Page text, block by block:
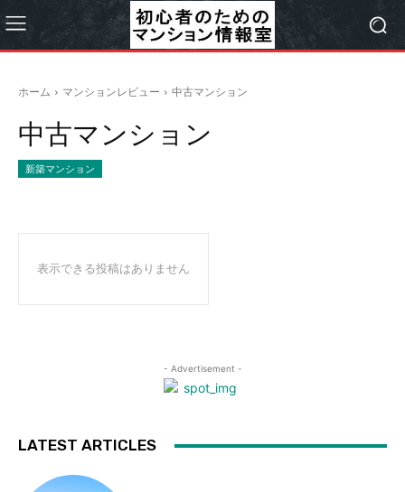
ホーム マンションレビュー 中古マンション
中古マンション
新築マンション
表示できる投稿はありません
- Advertisement -
LATEST ARTICLES